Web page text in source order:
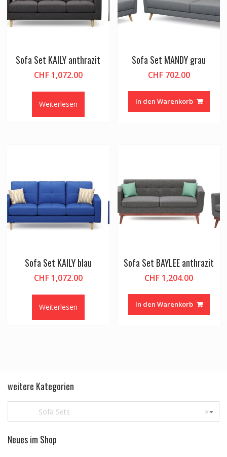
Sofa Set KAILY anthrazit
CHF1,072.00
Weiterlesen
Sofa Set MANDY grau
CHF702.00
In den Warenkorb
Sofa Set KAILY blau
CHF1,072.00
Weiterlesen
Sofa Set BAYLEE anthrazit
CHF 1,204.00
In den Warenkorb
weitere Kategorien
×
Sofa Sets
Neues im Shop